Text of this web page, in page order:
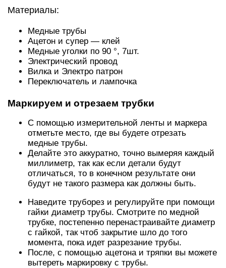
Материалы:
Медные трубы
Ацетон и супер — клей
Медные уголки по 90 °, 7шт.
Электрический провод
Вилка и Электро патрон
Переключатель и лампочка
Маркируем и отрезаем трубки
С помощью измерительной ленты и маркера
отметьте место, где вы будете отрезать
медные трубы.
Делайте это аккуратно, точно вымеряя каждый
миллиметр, так как если детали будут
отличаться, то в конечном результате они
будут не такого размера как должны быть.
Наведите труборез и регулируйте при помощи
гайки диаметр трубы. Смотрите по медной
трубке, постепенно перенастраивайте диаметр
с гайкой, так чтоб закрытие шло до того
момента, пока идет разрезание трубы.
После, с помощью ацетона и тряпки вы можете
вытереть маркировку с трубы.